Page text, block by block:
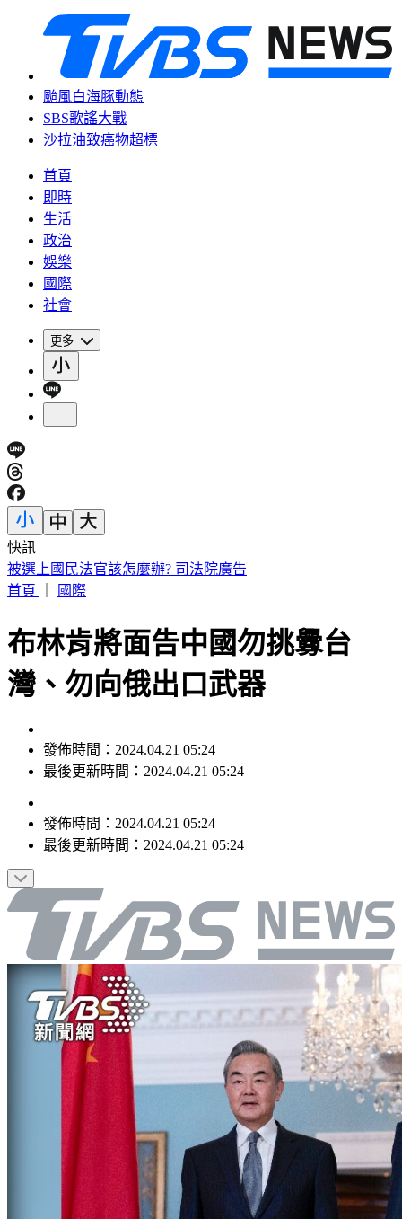
颱風白海豚動態
SBS歌謠大戰
沙拉油致癌物超標
首頁
即時
生活
政治
娛樂
國際
社會
更多
快訊
快訊／日本熊本規模5.1地震！最大震度4 福岡宮崎多地有感
首頁
國際
布林肯將面告中國勿挑釁台
灣、勿向俄出口武器
發佈時間：2024.04.21 05:24
最後更新時間：2024.04.21 05:24
發佈時間： 2024.04.21 05:24
最後更新時間： 2024.04.21 05:24